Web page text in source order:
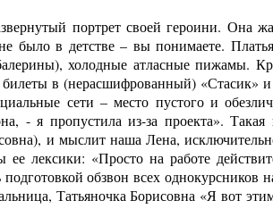
портрет своей героини. Она
было в детстве – вы понимаете.
холодные атласные пижамы.
в (нерасшифрованный)
сети – место пустого и
- я пропустила из-за проекта».
и мыслит наша Лена,
ее лексики: «Просто на работе
обзвон всех
Татьяночка Борисовна «Я вот